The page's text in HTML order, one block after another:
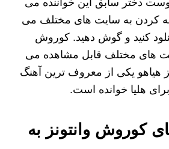
کردن به سایت های مختلف می
کنید و گوش دهید. کوروش
های مختلف قابل مشاهده می
هیاهو یکی از معروف ترین آهنگ
هلیا خوانده است.
کوروش وانتونز به